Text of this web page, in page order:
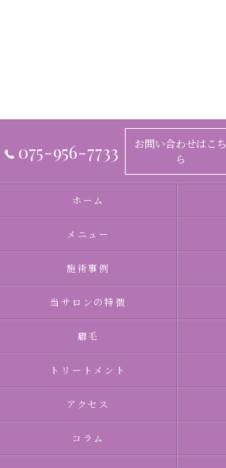
075-956-7733
お問い合わせはこち
ら
ホーム
メニュー
施術事例
当サロンの特徴
癖毛
トリートメント
アクセス
コラム